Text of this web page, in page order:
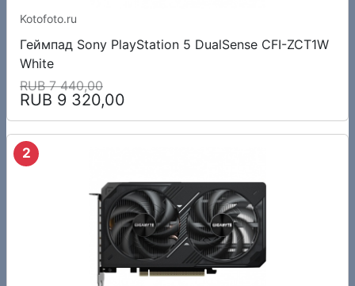
Kotofoto.ru
Геймпад Sony PlayStation 5 DualSense CFI-ZCT1W
White
RUB 7 440,00
RUB 9 320,00
2